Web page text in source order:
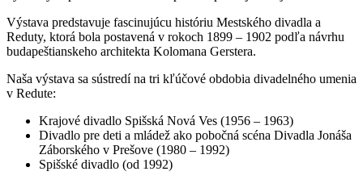
Výstava predstavuje fascinujúcu históriu Mestského divadla a
Reduty, ktorá bola postavená v rokoch 1899 – 1902 podľa návrhu
budapeštianskeho architekta Kolomana Gerstera.
Naša výstava sa sústredí na tri kľúčové obdobia divadelného umenia
v Redute:
Krajové divadlo Spišská Nová Ves (1956 – 1963)
Divadlo pre deti a mládež ako pobočná scéna Divadla Jonáša
Záborského v Prešove (1980 – 1992)
Spišské divadlo (od 1992)